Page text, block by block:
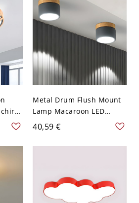
Metal Drum Flush Mount
Lamp Macaroon LED
Grey/Green Ceiling
Lighting with Wooden Top
for Living Room - 110V-
40,59 €